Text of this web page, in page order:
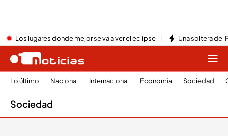
Los lugares donde mejor se va a ver el eclipse Una soltera de
Lo último Nacional Internacional Economía Sociedad
Sociedad